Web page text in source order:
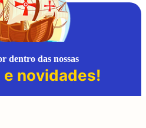
dentro das nossas
novidades!